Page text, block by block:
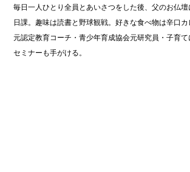
毎日一人ひとり全員とあいさつをした後、父のお仏
日課。趣味は読書と野球観戦。好きな食べ物は辛口カ
元認定教育コーチ・青少年育成協会元研究員・子育
セミナーも手がける。